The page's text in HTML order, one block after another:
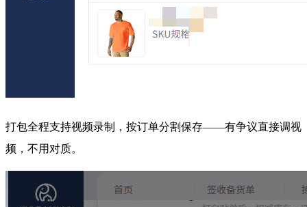
打包全程支持视频录制，按订单分割保存——有争议直接调视
频，不用对质。